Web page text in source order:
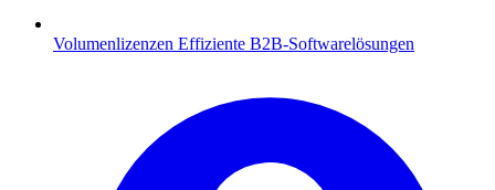
Volumenlizenzen Effiziente B2B-Softwarelösungen